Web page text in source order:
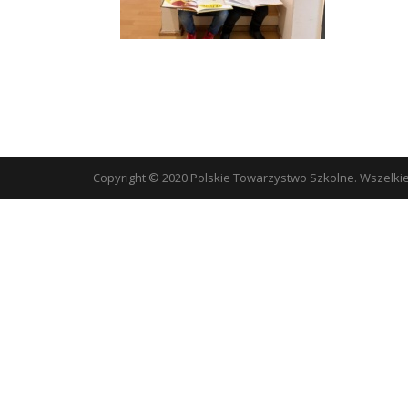
Copyright © 2020 Polskie Towarzystwo Szkolne.